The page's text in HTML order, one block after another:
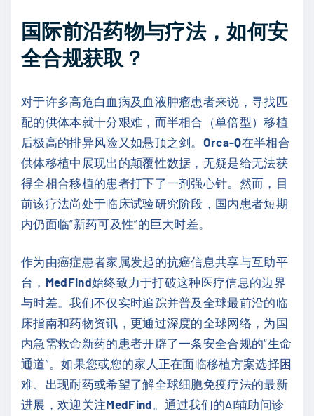
国际前沿药物与疗法，如何安
全合规获取？
对于许多高危白血病及血液肿瘤患者来说，寻找匹
配的供体本就十分艰难，而半相合（单倍型）移植
后极高的排异风险又如悬顶之剑。 Orca-Q在半相合
供体移植中展现出的颠覆性数据，无疑是给无法获
得全相合移植的患者打下了一剂强心针。然而，目
前该疗法尚处于临床试验研究阶段，国内患者短期
内仍面临“新药可及性”的巨大时差。
作为由癌症患者家属发起的抗癌信息共享与互助平
台， MedFind始终致力于打破这种医疗信息的边界
与时差。我们不仅实时追踪并普及全球最前沿的临
床指南和药物资讯，更通过深度的全球网络，为国
内急需救命新药的患者开辟了一条安全合规的“生命
通道”。如果您或您的家人正在面临移植方案选择困
难、出现耐药或希望了解全球细胞免疫疗法的最新
进展，欢迎关注MedFind 。通过我们的AI辅助问诊